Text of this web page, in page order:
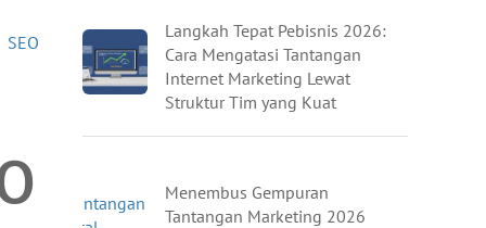
SEO
Langkah Tepat Pebisnis 2026:
Cara Mengatasi Tantangan
Internet Marketing Lewat
Struktur Tim yang Kuat
Menembus Gempuran
Tantangan Marketing 2026